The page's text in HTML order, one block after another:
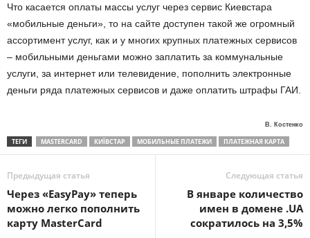
Что касается оплаты массы услуг через сервис Киевстара
«мобильные деньги», то на сайте доступен такой же огромный
ассортимент услуг, как и у многих крупных платежных сервисов
– мобильными деньгами можно заплатить за коммунальные
услуги, за интернет или телевидение, пополнить электронные
деньги ряда платежных сервисов и даже оплатить штрафы ГАИ.
В. Костенко
ТЕГИ MASTERCARD КИЇВСТАР МОБИЛЬНЫЕ ПЛАТЕЖИ ПЛАТЕЖНАЯ КАРТА
Предыдущая статья
Через «EasyPay» теперь
можно легко пополнить
карту MasterCard
Следующая статья
В январе количество
имен в домене .UA
сократилось на 3,5%